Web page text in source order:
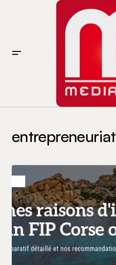
entrepreneuriat